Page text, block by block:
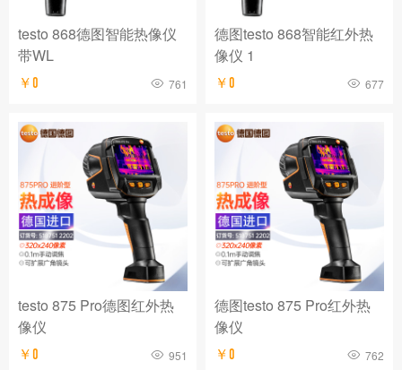
testo 868德图智能热像仪
带WL
￥0 761
德图testo 868智能红外热
像仪 1
￥0 677
testo 875 Pro德图红外热
像仪
￥0 951
德图testo 875 Pro红外热
像仪
￥0 762